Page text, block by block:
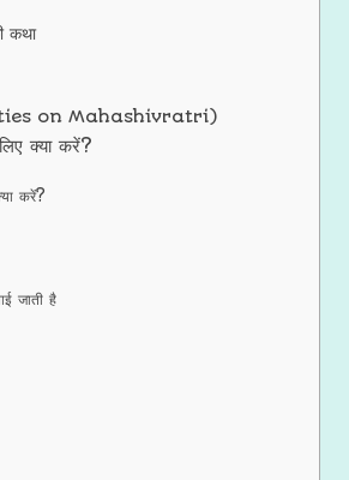
कथा
on Mahashivratri)
क्या करें?
करें?
जाती है